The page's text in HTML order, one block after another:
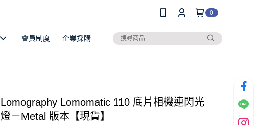
0
會員制度 企業採購
Lomography Lomomatic 110 底片相機連閃光
燈－Metal 版本【現貨】